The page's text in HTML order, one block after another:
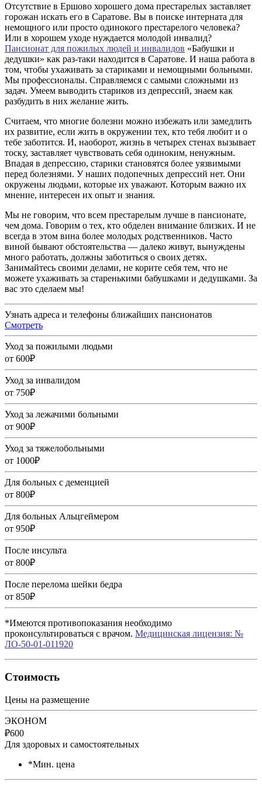
Отсутствие в Ершово хорошего дома престарелых заставляет
горожан искать его в Саратове. Вы в поиске интерната для
немощного или просто одинокого престарелого человека?
Или в хорошем уходе нуждается молодой инвалид?
Пансионат для пожилых людей и инвалидов «Бабушки и
дедушки» как раз-таки находится в Саратове. И наша работа в
том, чтобы ухаживать за стариками и немощными больными.
Мы профессионалы. Справляемся с самыми сложными из
задач. Умеем выводить стариков из депрессий, знаем как
разбудить в них желание жить.
Считаем, что многие болезни можно избежать или замедлить
их развитие, если жить в окружении тех, кто тебя любит и о
тебе заботится. И, наоборот, жизнь в четырех стенах вызывает
тоску, заставляет чувствовать себя одиноким, ненужным.
Впадая в депрессию, старики становятся более уязвимыми
перед болезнями. У наших подопечных депрессий нет. Они
окружены людьми, которые их уважают. Которым важно их
мнение, интересен их опыт и знания.
Мы не говорим, что всем престарелым лучше в пансионате,
чем дома. Говорим о тех, кто обделен внимание близких. И не
всегда в этом вина более молодых родственников. Часто
виной бывают обстоятельства — далеко живут, вынуждены
много работать, должны заботиться о своих детях.
Занимайтесь своими делами, не корите себя тем, что не
можете ухаживать за старенькими бабушками и дедушками. За
вас это сделаем мы!
Узнать адреса и телефоны ближайших пансионатов
Смотреть
Уход за пожилыми людьми
от 600₽
Уход за инвалидом
от 750₽
Уход за лежачими больными
от 900₽
Уход за тяжелобольными
от 1000₽
Для больных с деменцией
от 800₽
Для больных Альцгеймером
от 950₽
После инсульта
от 800₽
После перелома шейки бедра
от 850₽
*Имеются противопоказания необходимо
проконсультироваться с врачом. Медицинская лицензия: №
ЛО-50-01-011920
Стоимость
Цены на размещение
ЭКОНОМ
₽600
Для здоровых и самостоятельных
*Мин. цена